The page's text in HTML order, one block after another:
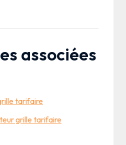
associées
tarifaire
grille tarifaire